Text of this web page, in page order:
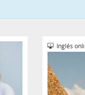
Inglés